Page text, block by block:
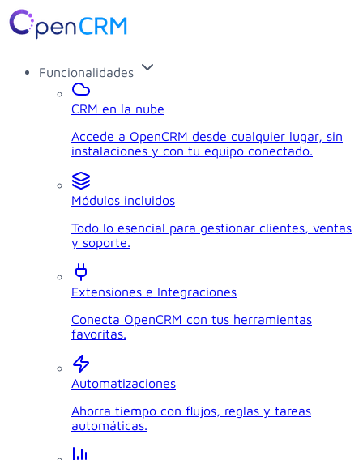
Funcionalidades
CRM en la nube
Accede a OpenCRM desde cualquier lugar, sin
instalaciones y con tu equipo conectado.
Módulos incluidos
Todo lo esencial para gestionar clientes, ventas
y soporte.
Extensiones e Integraciones
Conecta OpenCRM con tus herramientas
favoritas.
Automatizaciones
Ahorra tiempo con flujos, reglas y tareas
automáticas.